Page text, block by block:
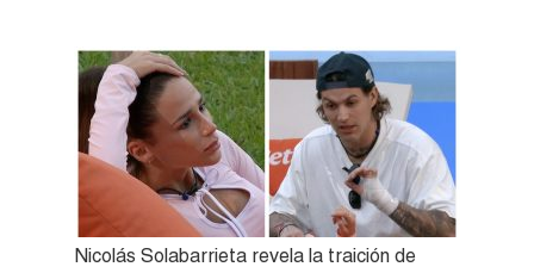
Nicolás Solabarrieta revela la traición de